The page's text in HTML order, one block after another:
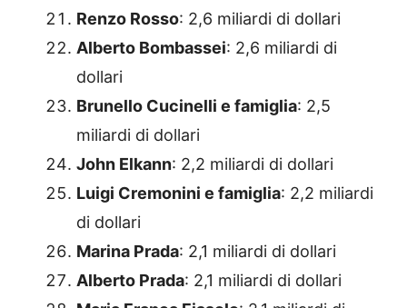
Renzo Rosso: 2,6 miliardi di dollari
Alberto Bombassei: 2,6 miliardi di
dollari
Brunello Cucinelli e famiglia: 2,5
miliardi di dollari
John Elkann: 2,2 miliardi di dollari
Luigi Cremonini e famiglia: 2,2 miliardi
di dollari
Marina Prada: 2,1 miliardi di dollari
Alberto Prada: 2,1 miliardi di dollari